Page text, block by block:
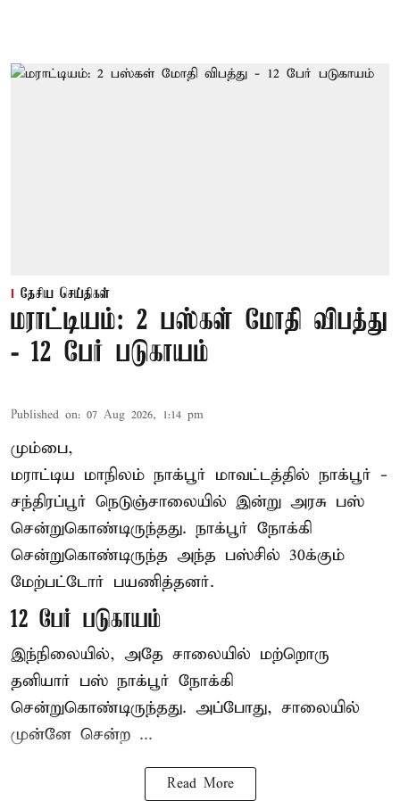
தேசிய செய்திகள்
மராட்டியம்: 2 பஸ்கள் மோதி விபத்து
- 12 பேர் படுகாயம்
Published on: 07 Aug 2026, 1:14 pm
மும்பை,
மராட்டிய மாநிலம் நாக்பூர் மாவட்டத்தில் நாக்பூர் -
சந்திரப்பூர் நெடுஞ்சாலையில் இன்று அரசு பஸ்
சென்றுகொண்டிருந்தது. நாக்பூர் நோக்கி
சென்றுகொண்டிருந்த அந்த பஸ்சில் 30க்கும்
மேற்பட்டோர் பயணித்தனர்.
12 பேர் படுகாயம்
இந்நிலையில், அதே சாலையில் மற்றொரு
தனியார் பஸ் நாக்பூர் நோக்கி
சென்றுகொண்டிருந்தது. அப்போது, சாலையில்
முன்னே சென்ற ...
Read More